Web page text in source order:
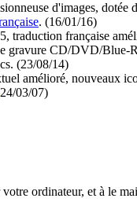
d'images, dotée
. (16/01/16)
traduction française
gravure CD/DVD/Blue-
(23/08/14)
amélioré, nouveaux
03/07)
ordinateur, et à le